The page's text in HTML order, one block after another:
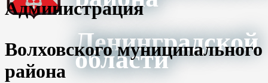
Ленинградской
области
Администрация
Волховского муниципального
района